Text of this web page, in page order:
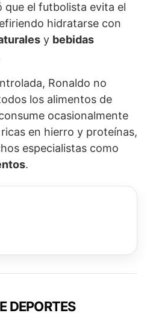
que el futbolista evita el
hidratarse con
y bebidas
Ronaldo no
los alimentos de
ocasionalmente
en hierro y proteínas,
especialistas como
.
DEPORTES